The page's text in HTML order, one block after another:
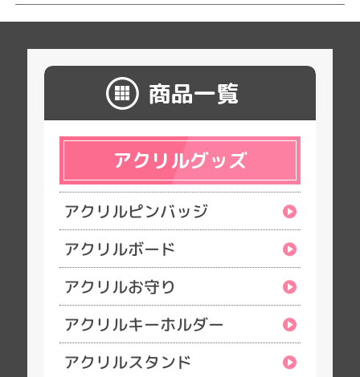
商品一覧
アクリルグッズ
アクリルピンバッジ
アクリルボード
アクリルお守り
アクリルキーホルダー
アクリルスタンド